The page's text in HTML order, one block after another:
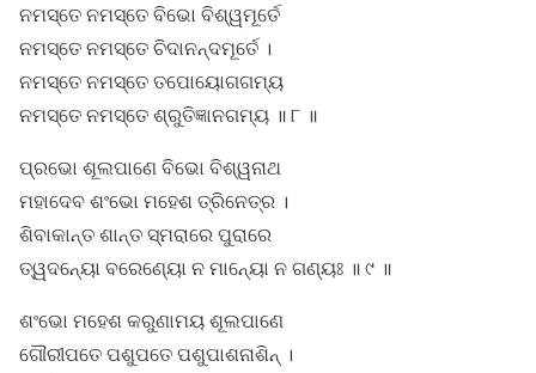
ନମସ୍ତେ ନମସ୍ତେ ବିଭୋ ବିଶ୍ୱମୂର୍ତେ
ନମସ୍ତେ ନମସ୍ତେ ଚିଦାନନ୍ଦମୂର୍ତେ ।
ନମସ୍ତେ ନମସ୍ତେ ତପୋୟୋଗଗମ୍ୟ
ନମସ୍ତେ ନମସ୍ତେ ଶ୍ରୁତିଜ୍ଞାନଗମ୍ୟ ॥ ୮ ॥
ପ୍ରଭୋ ଶୂଲପାଣେ ବିଭୋ ବିଶ୍ୱନାଥ
ମହାଦେବ ଶଂଭୋ ମହେଶ ତ୍ରିନେତ୍ର ।
ଶିବାକାନ୍ତ ଶାନ୍ତ ସ୍ମରାରେ ପୁରାରେ
ତ୍ୱଦନ୍ୟୋ ବରେଣ୍ୟୋ ନ ମାନ୍ୟୋ ନ ଗଣ୍ୟଃ ॥ ୯ ॥
ଶଂଭୋ ମହେଶ କରୁଣାମୟ ଶୂଲପାଣେ
ଗୌରୀପତେ ପଶୁପତେ ପଶୁପାଶନାଶିନ୍ ।